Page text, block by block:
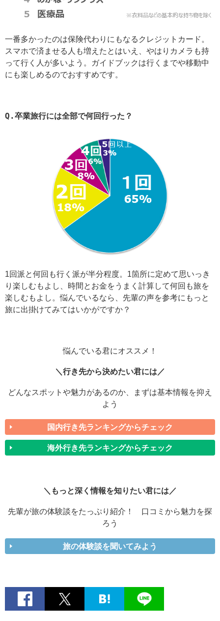
一番多かったのは保険代わりにもなるクレジットカード。
スマホで済ませる人も増えたとはいえ、やはりカメラも持
って行く人が多いよう。ガイドブックは行くまでや移動中
にも楽しめるのでおすすめです。
Q. 卒業旅行には全部で何回行った？
1回派と何回も行く派が半分程度。1箇所に定めて思いっき
り楽しむもよし、時間とお金をうまく計算して何回も旅を
楽しむもよし。悩んでいるなら、先輩の声を参考にもっと
旅に出掛けてみてはいかがですか？
悩んでいる君にオススメ！
＼行き先から決めたい君には／
どんなスポットや魅力があるのか、まずは基本情報を抑え
よう
国内行き先ランキングからチェック
海外行き先ランキングからチェック
＼もっと深く情報を知りたい君には／
先輩が旅の体験談をたっぷり紹介！ 口コミから魅力を探
ろう
旅の体験談を聞いてみよう